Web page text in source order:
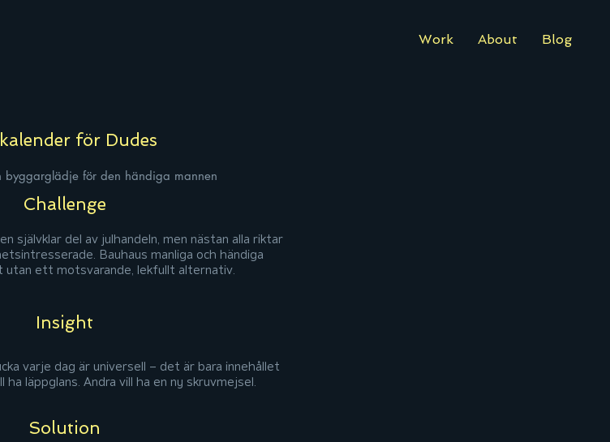
Work About Blog
för Dudes
för den händiga mannen
.
Challenge
självklar del av julhandeln, men nästan alla riktar
Bauhaus manliga och händiga
utan ett motsvarande, lekfullt alternativ.
Insight
varje dag är universell – det är bara innehållet
ha läppglans. Andra vill ha en ny skruvmejsel.
Solution